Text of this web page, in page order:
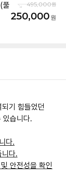
기 힘들었던
있습니다.
다.
다.
안전성을 확인
풀
495,000
250,000